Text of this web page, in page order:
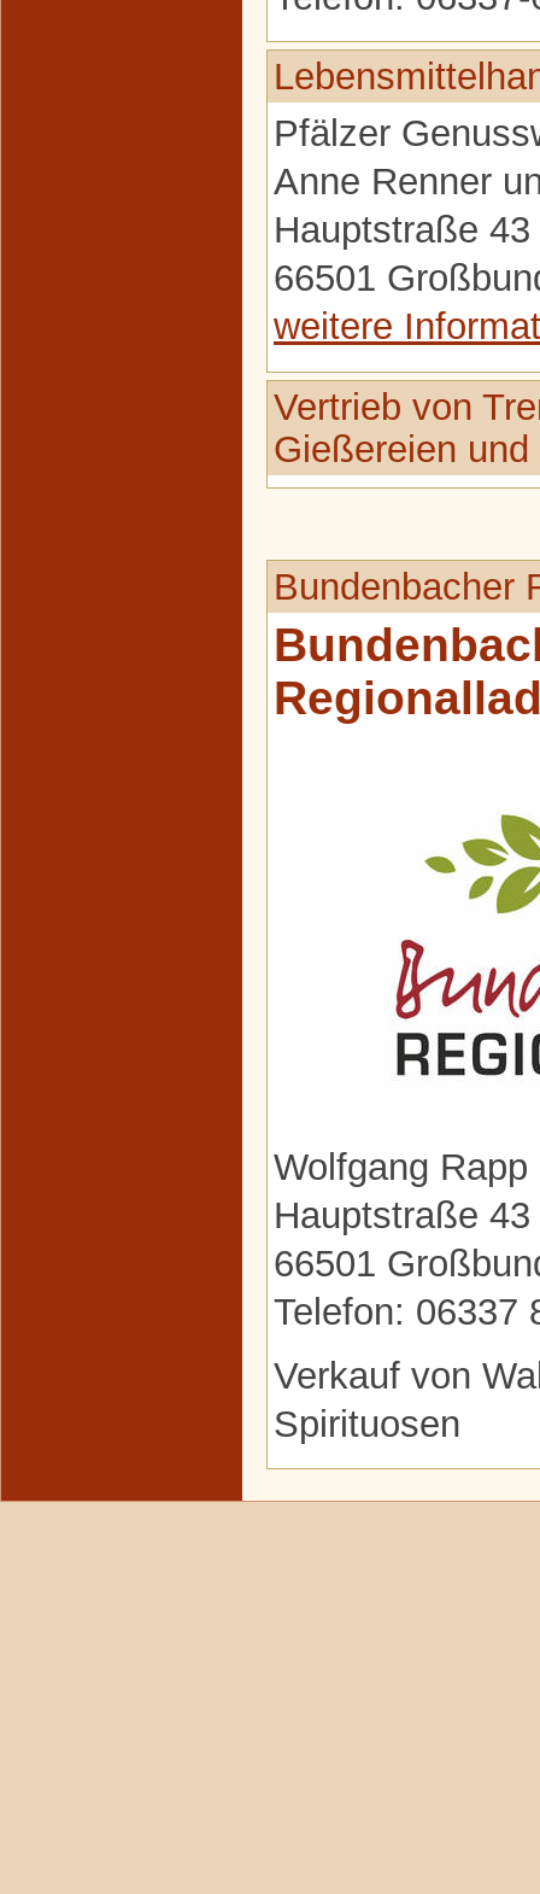
Pfälzer
Anne Renner
Hauptstraße 43
66501
weitere
Vertrieb von
Gießereien
Bundenbacher
Wolfgang Rapp
Hauptstraße 43
66501
Telefon: 06337
Verkauf von
Spirituosen